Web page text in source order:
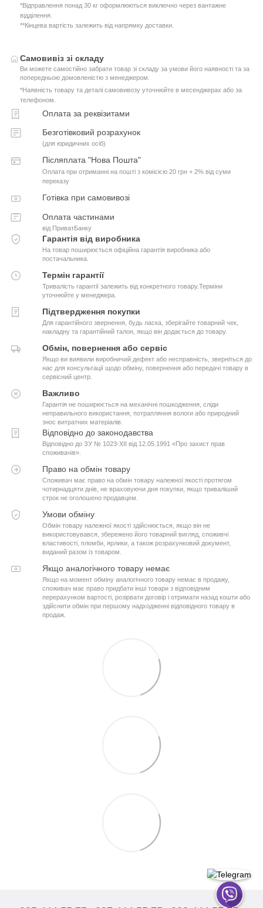
*Відправлення понад 30 кг оформлюються виключно через вантажне
відділення.
**Кінцева вартість залежить від напрямку доставки.
Самовивіз зі складу
Ви можете самостійно забрати товар зі складу за умови його наявності та за
попередньою домовленістю з менеджером.
*Наявність товару та деталі самовивозу уточнюйте в месенджерах або за
телефоном.
Оплата за реквізитами
Безготівковий розрахунок
(для юридичних осіб)
Післяплата "Нова Пошта"
Оплата при отриманні на пошті з комісією 20 грн + 2% від суми
переказу
Готівка при самовивозі
Оплата частинами
від ПриватБанку
Гарантія від виробника
На товар поширюється офіційна гарантія виробника або
постачальника.
Термін гарантії
Тривалість гарантії залежить від конкретного товару.Терміни
уточнюйте у менеджера.
Підтвердження покупки
Для гарантійного звернення, будь ласка, зберігайте товарний чек,
накладну та гарантійний талон, якщо він додається до товару.
Обмін, повернення або сервіс
Якщо ви виявили виробничий дефект або несправність, зверніться до
нас для консультації щодо обміну, повернення або передачі товару в
сервісний центр.
Важливо
Гарантія не поширюється на механічні пошкодження, сліди
неправильного використання, потрапляння вологи або природний
знос витратних матеріалів.
Відповідно до законодавства
Відповідно до ЗУ № 1023-XII від 12.05.1991 «Про захист прав
споживачів».
Право на обмін товару
Споживач має право на обмін товару належної якості протягом
чотирнадцяти днів, не враховуючи дня покупки, якщо триваліший
строк не оголошено продавцем.
Умови обміну
Обмін товару належної якості здійснюється, якщо він не
використовувався, збережено його товарний вигляд, споживчі
властивості, пломби, ярлики, а також розрахунковий документ,
виданий разом із товаром.
Якщо аналогічного товару немає
Якщо на момент обміну аналогічного товару немає в продажу,
споживач має право придбати інші товари з відповідним
перерахунком вартості, розірвати договір і отримати назад кошти або
здійснити обмін при першому надходженні відповідного товару в
продаж.